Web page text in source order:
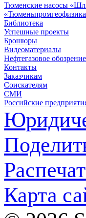
Тюменские насосы
Библиотека
Успешные проекты
Брошюры
Видеоматериалы
Нефтегазовое обозрение
Контакты
Заказчикам
Соискателям
СМИ
Российские
Карта